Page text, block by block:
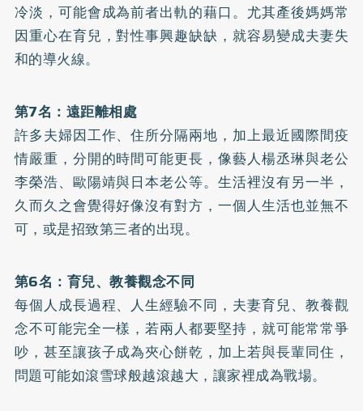
冷淡，可能會成為前者出軌的藉口。尤其產後媽媽常
因重心在育兒，對性事興趣缺缺，就容易變成夫妻失
和的導火線。
第7名：遠距離相處
許多夫婦因工作、住所分隔兩地，加上最近國際間疫
情嚴重，分開的時間可能更長，像藝人楊丞琳與老公
李榮浩、歐陽靖與日本老公等。生活裡沒有另一半，
久而久之會覺得好像沒有對方，一個人生活也並無不
可，或是招致第三者的出現。
第6名：育兒、教養觀念不同
每個人成長過程、人生經驗不同，夫妻育兒、教養觀
念不可能完全一樣，若兩人都要堅持，就可能常常爭
吵，甚至讓孩子成為夾心餅乾，加上若與長輩同住，
問題可能如滾雪球般越滾越大，讓家裡成為戰場。